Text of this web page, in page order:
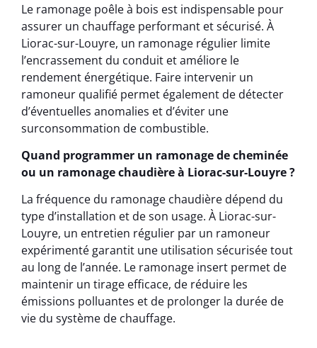
Le ramonage poêle à bois est indispensable pour
assurer un chauffage performant et sécurisé. À
Liorac-sur-Louyre, un ramonage régulier limite
l’encrassement du conduit et améliore le
rendement énergétique. Faire intervenir un
ramoneur qualifié permet également de détecter
d’éventuelles anomalies et d’éviter une
surconsommation de combustible.
Quand programmer un ramonage de cheminée
ou un ramonage chaudière à Liorac-sur-Louyre ?
La fréquence du ramonage chaudière dépend du
type d’installation et de son usage. À Liorac-sur-
Louyre, un entretien régulier par un ramoneur
expérimenté garantit une utilisation sécurisée tout
au long de l’année. Le ramonage insert permet de
maintenir un tirage efficace, de réduire les
émissions polluantes et de prolonger la durée de
vie du système de chauffage.